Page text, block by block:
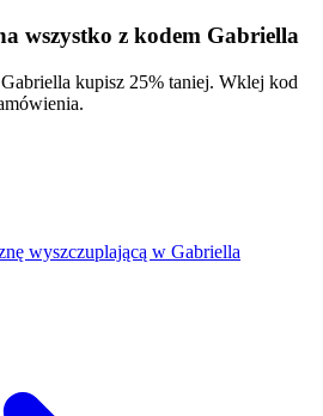
wszystko z kodem Gabriella
kupisz 25% taniej. Wklej kod
wyszczuplającą w Gabriella